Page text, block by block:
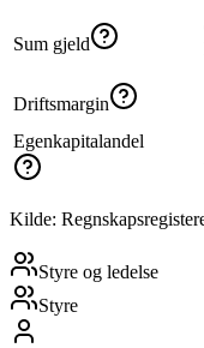
Sum gjeld
Driftsmargin
Egenkapitalandel
Kilde:
Styre og ledelse
Styre